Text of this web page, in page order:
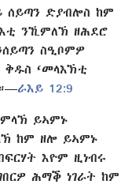
ሰይጣን ድያብሎስ ከም
ንኺምለኽ ዘሕደሮ
ስዒቦምዎ
‘መላእኽቲ
ራእይ 12:9
ይኣምኑ
ከም ዘሎ ይኣምኑ
እዮም ዚነብሩ
ሕማቕ ነገራት ከም